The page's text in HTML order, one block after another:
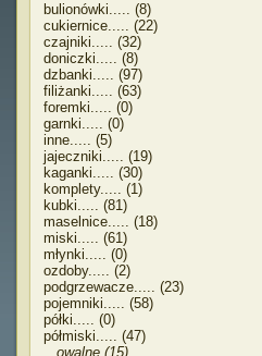
bulionówki..... (8)
cukiernice..... (22)
czajniki..... (32)
doniczki..... (8)
dzbanki..... (97)
filiżanki..... (63)
foremki..... (0)
garnki..... (0)
inne..... (5)
jajeczniki..... (19)
kaganki..... (30)
komplety..... (1)
kubki..... (81)
maselnice..... (18)
miski..... (61)
młynki..... (0)
ozdoby..... (2)
podgrzewacze..... (23)
pojemniki..... (58)
półki..... (0)
półmiski..... (47)
owalne (15)